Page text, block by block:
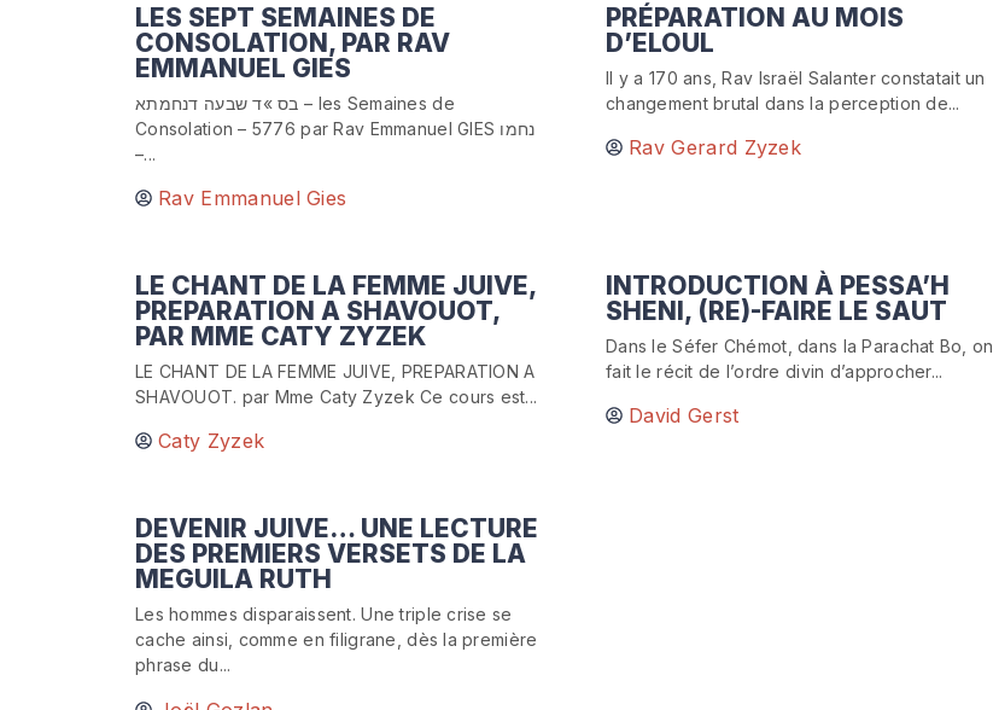
LES SEPT SEMAINES DE
CONSOLATION, PAR RAV
EMMANUEL GIES
בס »ד שבעה דנחמתא – les Semaines de
Consolation – 5776 par Rav Emmanuel GIES נחמו
–...
Rav Emmanuel Gies
PRÉPARATION AU MOIS
D’ELOUL
Il y a 170 ans, Rav Israël Salanter constatait un
changement brutal dans la perception de...
Rav Gerard Zyzek
LE CHANT DE LA FEMME JUIVE,
PREPARATION A SHAVOUOT,
PAR MME CATY ZYZEK
LE CHANT DE LA FEMME JUIVE, PREPARATION A
SHAVOUOT. par Mme Caty Zyzek Ce cours est...
Caty Zyzek
INTRODUCTION À PESSA’H
SHENI, (RE)-FAIRE LE SAUT
Dans le Séfer Chémot, dans la Parachat Bo, on
fait le récit de l’ordre divin d’approcher...
David Gerst
DEVENIR JUIVE… UNE LECTURE
DES PREMIERS VERSETS DE LA
MEGUILA RUTH
Les hommes disparaissent. Une triple crise se
cache ainsi, comme en filigrane, dès la première
phrase du...